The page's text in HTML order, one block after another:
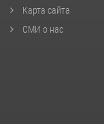
Карта сайта
СМИ о нас